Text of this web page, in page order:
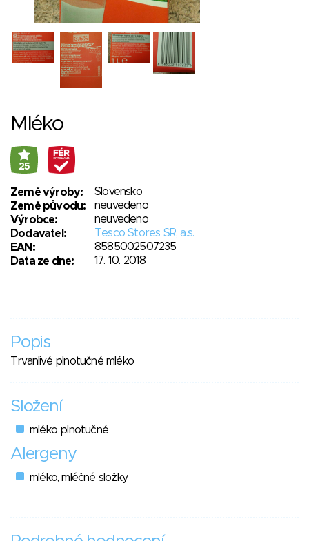
Mléko
25
Země výroby:
Slovensko
Země původu:
neuvedeno
Výrobce:
neuvedeno
Dodavatel:
Tesco Stores SR, a.s.
EAN:
8585002507235
Data ze dne:
17. 10. 2018
Popis
Trvanlivé plnotučné mléko
Složení
mléko plnotučné
Alergeny
mléko, mléčné složky